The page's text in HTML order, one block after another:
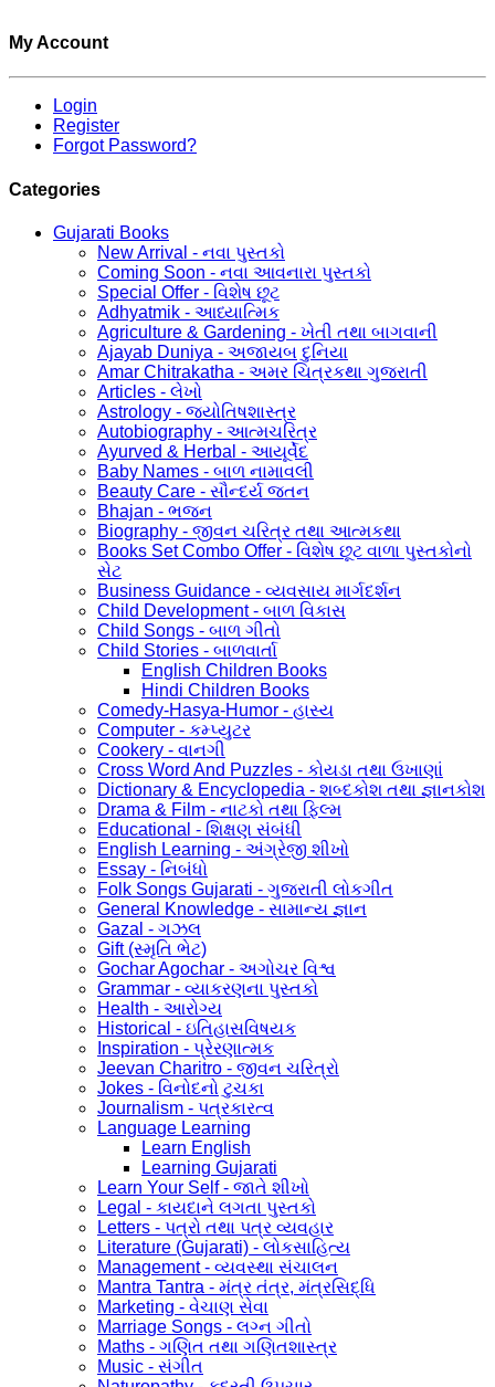
My Account
Login
Register
Forgot Password?
Categories
Gujarati Books
New Arrival - નવા પુસ્તકો
Coming Soon - નવા આવનારા પુસ્તકો
Special Offer - વિશેષ છૂટ
Adhyatmik - આધ્યાત્મિક
Agriculture & Gardening - ખેતી તથા બાગવાની
Ajayab Duniya - અજાયબ દુનિયા
Amar Chitrakatha - અમર ચિત્રકથા ગુજરાતી
Articles - લેખો
Astrology - જ્યોતિષશાસ્ત્ર
Autobiography - આત્મચરિત્ર
Ayurved & Herbal - આયૂર્વેદ
Baby Names - બાળ નામાવલી
Beauty Care - સૌન્દર્ય જતન
Bhajan - ભજન
Biography - જીવન ચરિત્ર તથા આત્મકથા
Books Set Combo Offer - વિશેષ છૂટ વાળા પુસ્તકોનો
સેટ
Business Guidance - વ્યવસાય માર્ગદર્શન
Child Development - બાળ વિકાસ
Child Songs - બાળ ગીતો
Child Stories - બાળવાર્તા
English Children Books
Hindi Children Books
Comedy-Hasya-Humor - હાસ્ય
Computer - કમ્પ્યુટર
Cookery - વાનગી
Cross Word And Puzzles - કોયડા તથા ઉખાણાં
Dictionary & Encyclopedia - શબ્દકોશ તથા જ્ઞાનકોશ
Drama & Film - નાટકો તથા ફિલ્મ
Educational - શિક્ષણ સંબંધી
English Learning - અંગ્રેજી શીખો
Essay - નિબંધો
Folk Songs Gujarati - ગુજરાતી લોકગીત
General Knowledge - સામાન્ય જ્ઞાન
Gazal - ગઝલ
Gift (સ્મૃતિ ભેટ)
Gochar Agochar - અગોચર વિશ્વ
Grammar - વ્યાકરણના પુસ્તકો
Health - આરોગ્ય
Historical - ઇતિહાસવિષયક
Inspiration - પ્રેરણાત્મક
Jeevan Charitro - જીવન ચરિત્રો
Jokes - વિનોદનો ટુચકા
Journalism - પત્રકારત્વ
Language Learning
Learn English
Learning Gujarati
Learn Your Self - જાતે શીખો
Legal - કાયદાને લગતા પુસ્તકો
Letters - પત્રો તથા પત્ર વ્યવહાર
Literature (Gujarati) - લોકસાહિત્ય
Management - વ્યવસ્થા સંચાલન
Mantra Tantra - મંત્ર તંત્ર, મંત્રસિદ્ધિ
Marketing - વેચાણ સેવા
Marriage Songs - લગ્ન ગીતો
Maths - ગણિત તથા ગણિતશાસ્ત્ર
Music - સંગીત